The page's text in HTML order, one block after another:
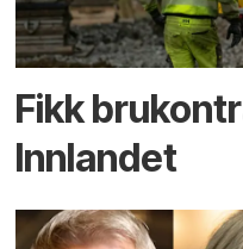
Fikk
Innlandet